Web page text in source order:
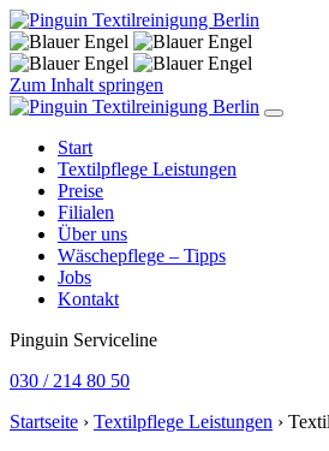
Zum Inhalt springen
Start
Textilpflege Leistungen
Preise
Filialen
Über uns
Wäschepflege – Tipps
Jobs
Kontakt
Pinguin Serviceline
030 / 214 80 50
Startseite › Textilpflege Leistungen ›